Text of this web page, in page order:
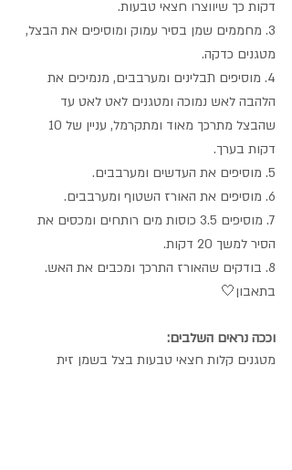
דקות כך שיווצרו חצאי טבעות.
3. מחממים שמן בסיר עמוק ומוסיפים את הבצל,
מטגנים כדקה.
4. מוסיפים תבלינים ומערבבים, מנמיכים את
הלהבה לאש נמוכה ומטגנים לאט לאט עד
דקות בערך.
5. מוסיפים את העדשים ומערבבים.
6. מוסיפים את האורז השטוף ומערבבים.
7. מוסיפים 3.5 כוסות מים רותחים ומכסים את
הסיר למשך 20 דקות.
8. בודקים שהאורז התרכך ומכבים את האש.
בתאבון🤍
וככה נראים השלבים:
מטגנים קלות חצאי טבעות בצל בשמן זית